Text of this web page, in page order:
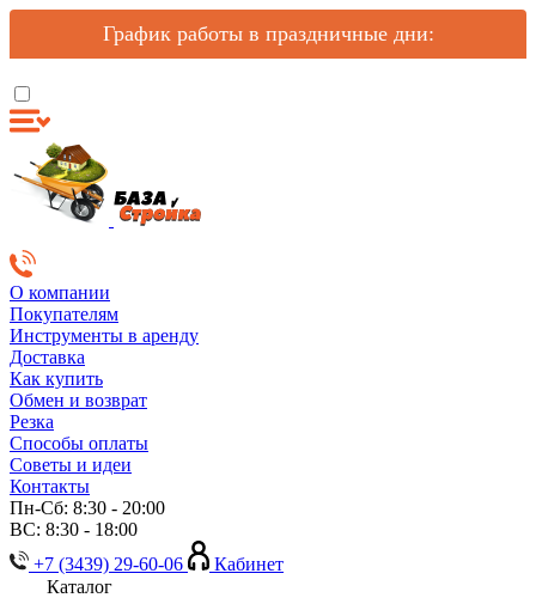
График работы в праздничные дни:
О компании
Покупателям
Инструменты в аренду
Доставка
Как купить
Обмен и возврат
Резка
Способы оплаты
Советы и идеи
Контакты
Пн-Сб: 8:30 - 20:00
ВС: 8:30 - 18:00
+7 (3439) 29-60-06
Кабинет
Каталог